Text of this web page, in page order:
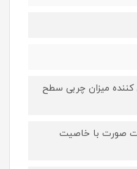
کننده میزان چربی سطح
صورت با خاصیت